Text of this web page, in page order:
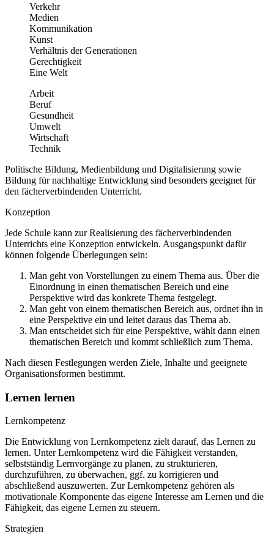
Verkehr
Medien
Kommunikation
Kunst
Verhältnis der Generationen
Gerechtigkeit
Eine Welt
Arbeit
Beruf
Gesundheit
Umwelt
Wirtschaft
Technik
Politische Bildung, Medienbildung und Digitalisierung sowie
Bildung für nachhaltige Entwicklung sind besonders geeignet für
den fächerverbindenden Unterricht.
Konzeption
Jede Schule kann zur Realisierung des fächerverbindenden
Unterrichts eine Konzeption entwickeln. Ausgangspunkt dafür
können folgende Überlegungen sein:
Man geht von Vorstellungen zu einem Thema aus. Über die
Einordnung in einen thematischen Bereich und eine
Perspektive wird das konkrete Thema festgelegt.
Man geht von einem thematischen Bereich aus, ordnet ihn in
eine Perspektive ein und leitet daraus das Thema ab.
Man entscheidet sich für eine Perspektive, wählt dann einen
thematischen Bereich und kommt schließlich zum Thema.
Nach diesen Festlegungen werden Ziele, Inhalte und geeignete
Organisationsformen bestimmt.
Lernen lernen
Lernkompetenz
Die Entwicklung von Lernkompetenz zielt darauf, das Lernen zu
lernen. Unter Lernkompetenz wird die Fähigkeit verstanden,
selbstständig Lernvorgänge zu planen, zu strukturieren,
durchzuführen, zu überwachen, ggf. zu korrigieren und
abschließend auszuwerten. Zur Lernkompetenz gehören als
motivationale Komponente das eigene Interesse am Lernen und die
Fähigkeit, das eigene Lernen zu steuern.
Strategien